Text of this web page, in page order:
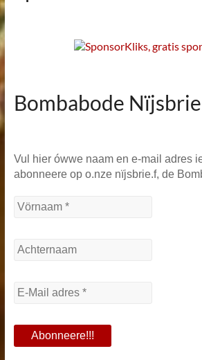
Bombabode
Vul hier ówwe naam en e-mail adres
abonneere op o.nze nïjsbrie.f, de